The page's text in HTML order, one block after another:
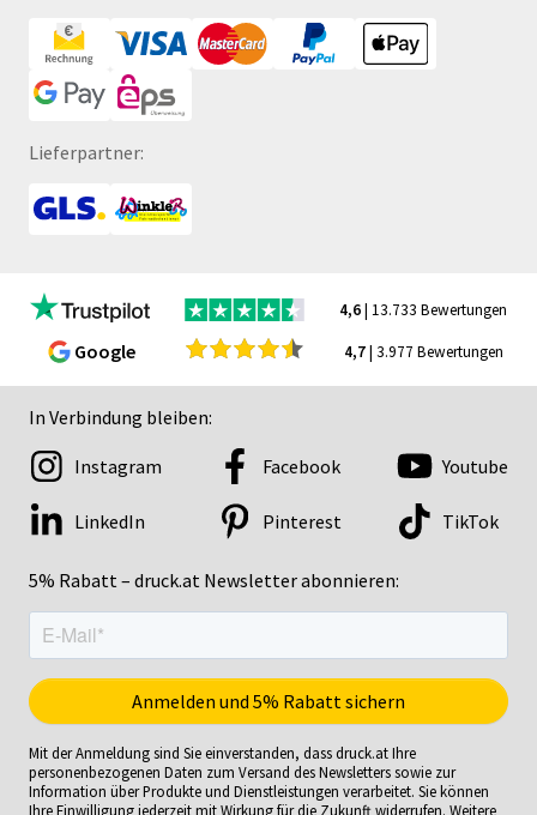
Lieferpartner:
4,6| 13.733 Bewertungen
Google 4,7| 3.977 Bewertungen
In Verbindung bleiben:
5% Rabatt – druck.at Newsletter abonnieren:
Instagram Facebook Youtube
LinkedIn Pinterest TikTok
Mit der Anmeldung sind Sie einverstanden, dass druck.at Ihre
personenbezogenen Daten zum Versand des Newsletters sowie zur
Information über Produkte und Dienstleistungen verarbeitet. Sie können
Ihre Einwilligung jederzeit mit Wirkung für die Zukunft widerrufen. Weitere